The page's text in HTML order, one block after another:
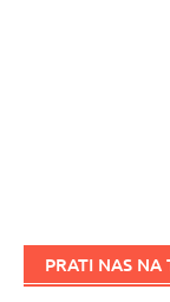
PRATI NAS NA